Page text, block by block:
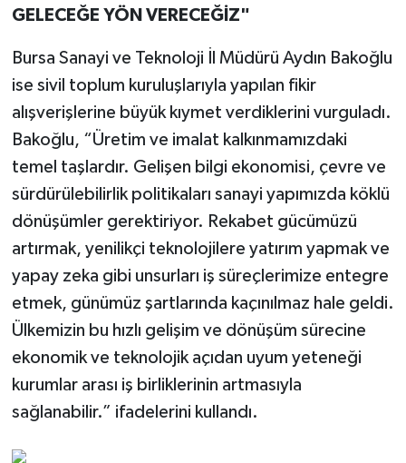
GELECEĞE YÖN VERECEĞİZ"
Bursa Sanayi ve Teknoloji İl Müdürü Aydın Bakoğlu
ise sivil toplum kuruluşlarıyla yapılan fikir
alışverişlerine büyük kıymet verdiklerini vurguladı.
Bakoğlu, “Üretim ve imalat kalkınmamızdaki
temel taşlardır. Gelişen bilgi ekonomisi, çevre ve
sürdürülebilirlik politikaları sanayi yapımızda köklü
dönüşümler gerektiriyor. Rekabet gücümüzü
artırmak, yenilikçi teknolojilere yatırım yapmak ve
yapay zeka gibi unsurları iş süreçlerimize entegre
etmek, günümüz şartlarında kaçınılmaz hale geldi.
Ülkemizin bu hızlı gelişim ve dönüşüm sürecine
ekonomik ve teknolojik açıdan uyum yeteneği
kurumlar arası iş birliklerinin artmasıyla
sağlanabilir.” ifadelerini kullandı.